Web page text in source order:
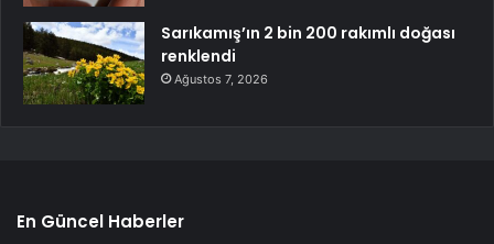
Sarıkamış’ın 2 bin 200 rakımlı doğası
renklendi
Ağustos 7, 2026
En Güncel Haberler